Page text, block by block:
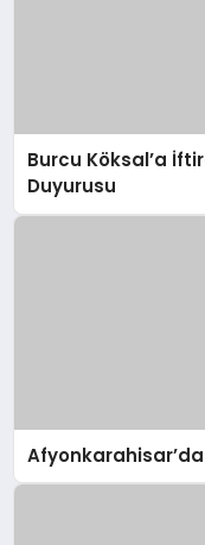
Burcu Köksal’a
Duyurusu